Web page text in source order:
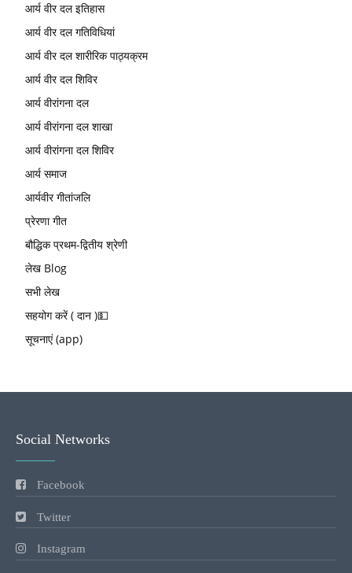
आर्य वीर दल इतिहास
आर्य वीर दल गतिविधियां
आर्य वीर दल शारीरिक पाठ्यक्रम
आर्य वीर दल शिविर
आर्य वीरांगना दल
आर्य वीरांगना दल शाखा
आर्य वीरांगना दल शिविर
आर्य समाज
आर्यवीर गीतांजलि
प्रेरणा गीत
बौद्धिक प्रथम-द्वितीय श्रेणी
लेख Blog
सभी लेख
सहयोग करें ( दान )💵
सूचनाएं (app)
Social Networks
Facebook
Twitter
Instagram